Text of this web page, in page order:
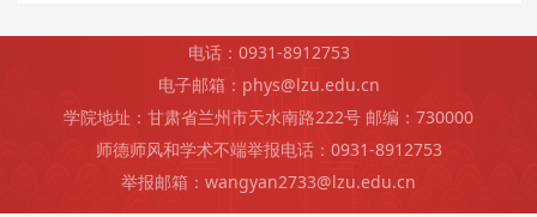
电话：0931-8912753
电子邮箱：phys@lzu.edu.cn
学院地址：甘肃省兰州市天水南路222号 邮编：730000
师德师风和学术不端举报电话：0931-8912753
举报邮箱：wangyan2733@lzu.edu.cn